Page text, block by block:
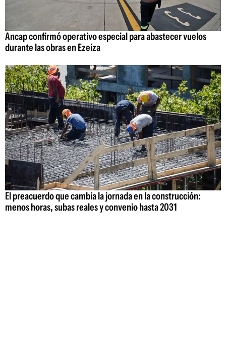
Ancap confirmó operativo especial para abastecer vuelos
durante las obras en Ezeiza
El preacuerdo que cambia la jornada en la construcción:
menos horas, subas reales y convenio hasta 2031